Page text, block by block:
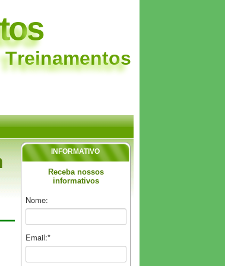
os
Treinamentos
INFORMATIVO
Receba nossos
informativos
Nome:
Email:*